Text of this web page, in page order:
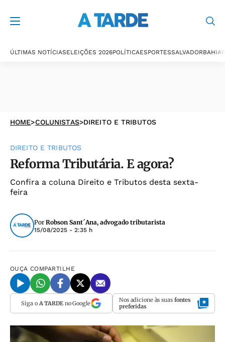
ÚLTIMAS NOTÍCIASELEIÇÕES 2026POLÍTICAESPORTESSALVADORBAHIA
HOME>COLUNISTAS>DIREITO E TRIBUTOS
DIREITO E TRIBUTOS
Reforma Tributária. E agora?
Confira a coluna Direito e Tributos desta sexta-
feira
Por Robson Sant´Ana, advogado tributarista
15/08/2025 - 2:35 h
OUÇA COMPARTILHE
Siga o A TARDEno Google Nos adicione às suas fontes
preferidas